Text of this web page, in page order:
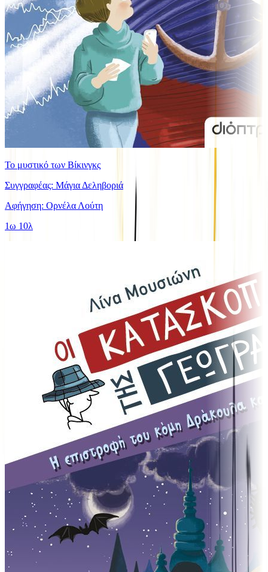
Το μυστικό των Βίκινγκς
Συγγραφέας: Μάγια Δεληβοριά
Αφήγηση: Ορνέλα Λούτη
1ω 10λ